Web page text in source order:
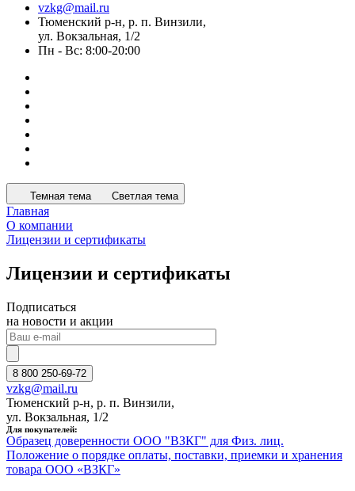
vzkg@mail.ru
Тюменский р-н, р. п. Винзили,
ул. Вокзальная, 1/2
Пн - Вс: 8:00-20:00
Темная тема Светлая тема
Главная
О компании
Лицензии и сертификаты
Лицензии и сертификаты
Подписаться
на новости и акции
8 800 250-69-72
vzkg@mail.ru
Тюменский р-н, р. п. Винзили,
ул. Вокзальная, 1/2
Для покупателей:
Образец доверенности ООО "ВЗКГ" для Физ. лиц.
Положение о порядке оплаты, поставки, приемки и хранения
товара ООО «ВЗКГ»